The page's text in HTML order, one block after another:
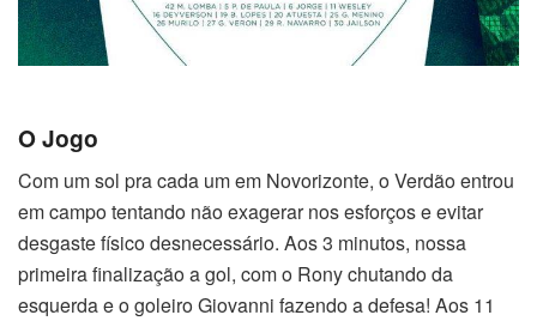
O Jogo
Com um sol pra cada um em Novorizonte, o Verdão entrou
em campo tentando não exagerar nos esforços e evitar
desgaste físico desnecessário. Aos 3 minutos, nossa
primeira finalização a gol, com o Rony chutando da
esquerda e o goleiro Giovanni fazendo a defesa! Aos 11